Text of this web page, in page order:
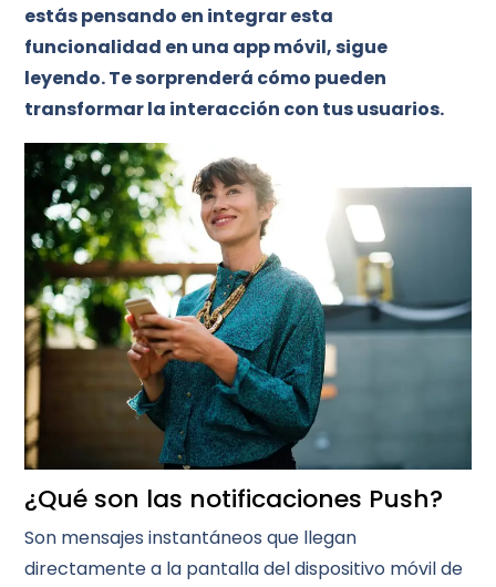
estás pensando en integrar esta
funcionalidad en una app móvil, sigue
leyendo. Te sorprenderá cómo pueden
transformar la interacción con tus usuarios.
¿Qué son las notificaciones Push?
Son mensajes instantáneos que llegan
directamente a la pantalla del dispositivo móvil de